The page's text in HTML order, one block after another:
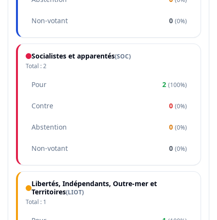
Non-votant 0 (0%)
Socialistes et apparentés(SOC)
Total :2
Pour 2 (100%)
Contre 0 (0%)
Abstention 0 (0%)
Non-votant 0 (0%)
Libertés, Indépendants, Outre-mer et
Territoires(LIOT)
Total : 1